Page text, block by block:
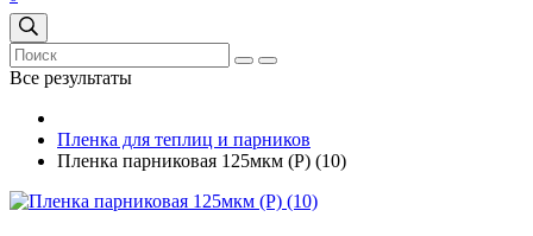
Все результаты
Пленка для теплиц и парников
Пленка парниковая 125мкм (Р) (10)